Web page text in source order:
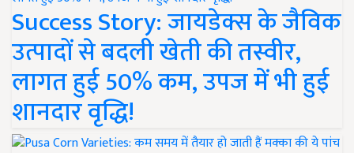
Success Story: जायडेक्स के जैविक
उत्पादों से बदली खेती की तस्वीर,
लागत हुई 50% कम, उपज में भी हुई
शानदार वृद्धि!